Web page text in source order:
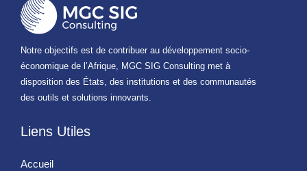
Notre objectifs est de contribuer au développement socio-
économique de l’Afrique, MGC SIG Consulting met à
disposition des États, des institutions et des communautés
des outils et solutions innovants.
Liens Utiles
Accueil